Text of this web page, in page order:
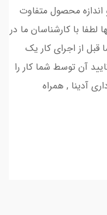
محصول متفاوت
لطفا با کارشناسان ما در
از اجرای کار یک
آن توسط شما کار را
آدینا , همراه